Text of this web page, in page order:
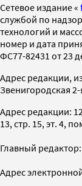
Cетевое издание «
службой по
технологий и
номер и дата
ФС77-82431 от 23
Адрес редакции,
Звенигородская 2-
Адрес редакции:
13, стр. 15, эт. 4,
Главный
Адрес